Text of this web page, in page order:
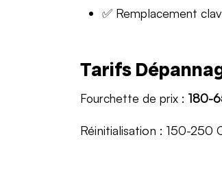
✅ Remplacement
Tarifs
Fourchette de prix : 180-
Réinitialisation : 150-250